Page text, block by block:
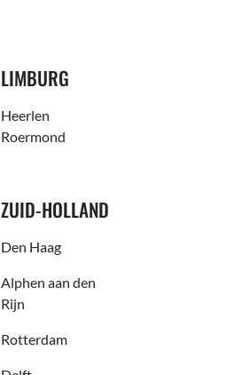
LIMBURG
Heerlen
Roermond
ZUID-HOLLAND
Den Haag
Alphen aan den
Rijn
Rotterdam